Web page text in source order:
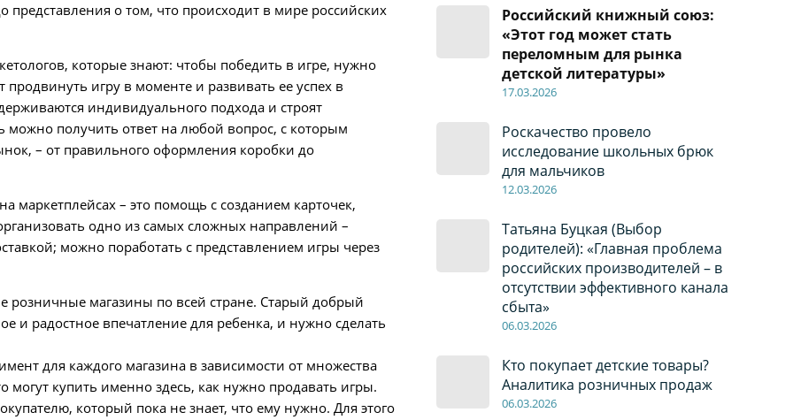
Российский книжный союз:
«Этот год может стать
переломным для рынка
детской литературы»
17.03.2026
Роскачество провело
исследование школьных брюк
для мальчиков
12.03.2026
Татьяна Буцкая (Выбор
родителей): «Главная проблема
российских производителей – в
отсутствии эффективного канала
сбыта»
06.03.2026
Кто покупает детские товары?
Аналитика розничных продаж
06.03.2026
представления о том, что происходит в мире российских
которые знают: чтобы победить в игре, нужно
игру в моменте и развивать ее успех в
индивидуального подхода и строят
можно получить ответ на любой вопрос, с которым
– от правильного оформления коробки до
маркетплейсах – это помощь с созданием карточек,
одно из самых сложных направлений –
можно поработать с представлением игры через
розничные магазины по всей стране. Старый добрый
и радостное впечатление для ребенка, и нужно сделать
для каждого магазина в зависимости от множества
могут купить именно здесь, как нужно продавать игры.
который пока не знает, что ему нужно. Для этого